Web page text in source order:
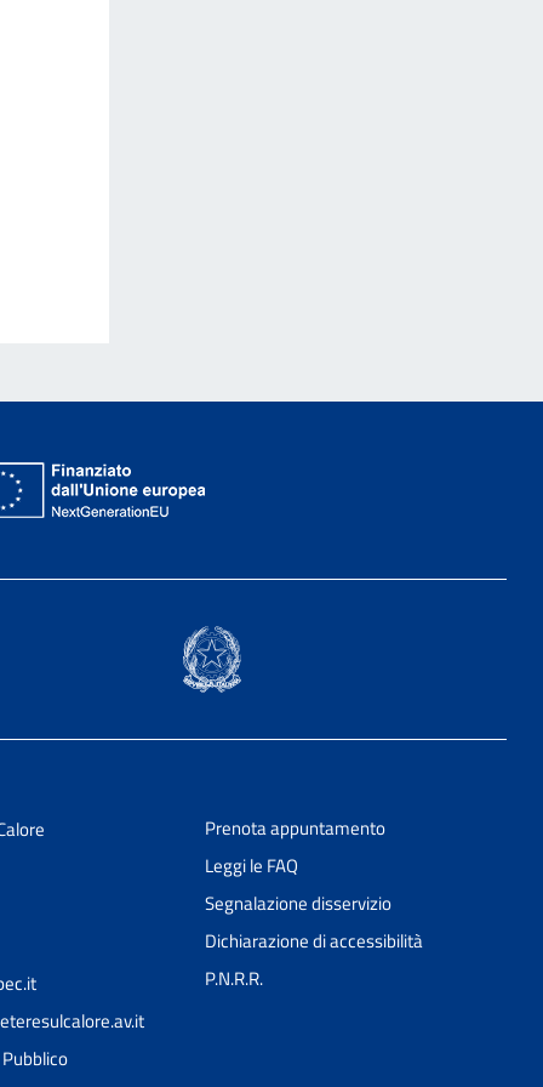
Prenota appuntamento
Leggi le FAQ
Segnalazione disservizio
Dichiarazione di accessibilità
P.N.R.R.